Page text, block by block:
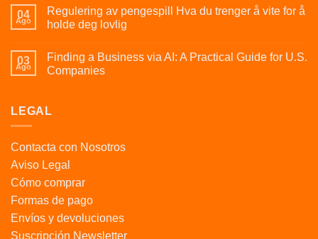
04
Ago
Regulering av pengespill Hva du trenger å vite for å
holde deg lovlig
03
Ago
Finding a Business via AI: A Practical Guide for U.S.
Companies
LEGAL
Contacta con Nosotros
Aviso Legal
Cómo comprar
Formas de pago
Envíos y devoluciones
Suscripción Newsletter